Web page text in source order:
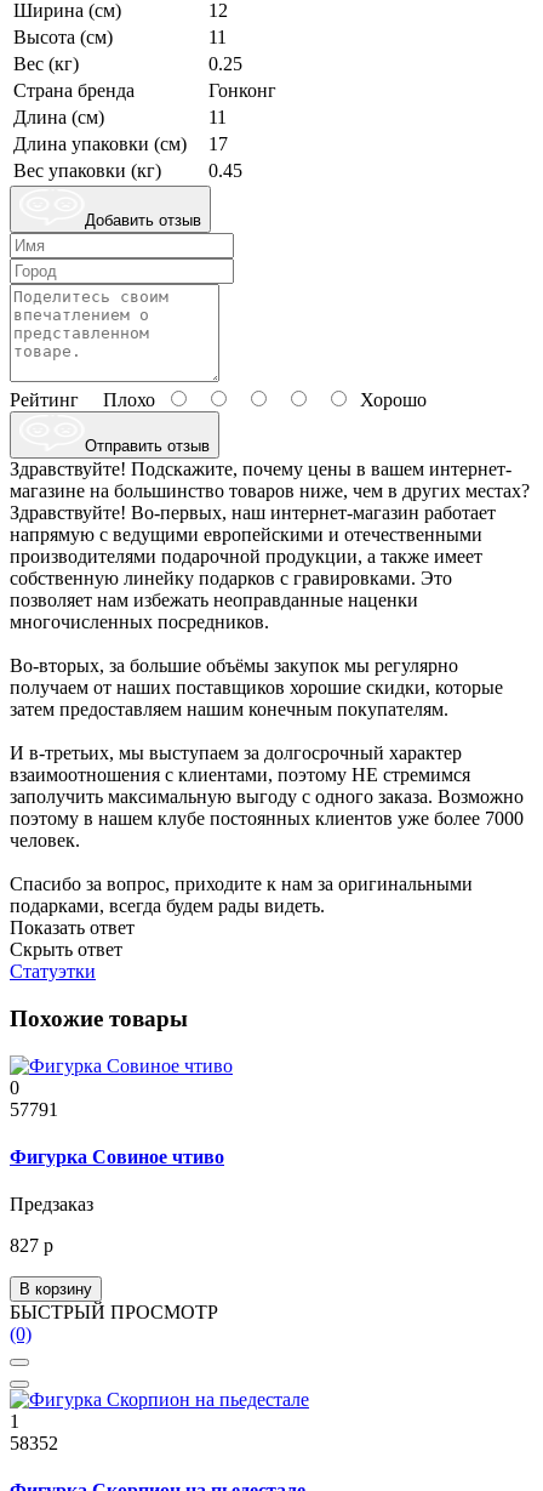
Ширина (см)
12
Высота (см)
11
Вес (кг)
0.25
Страна бренда
Гонконг
Длина (см)
11
Длина упаковки (см)
17
Вес упаковки (кг)
0.45
Добавить отзыв
Рейтинг Плохо Хорошо
Отправить отзыв
Здравствуйте! Подскажите, почему цены в вашем интернет-
магазине на большинство товаров ниже, чем в других местах?
Здравствуйте! Во-первых, наш интернет-магазин работает
напрямую с ведущими европейскими и отечественными
производителями подарочной продукции, а также имеет
собственную линейку подарков с гравировками. Это
позволяет нам избежать неоправданные наценки
многочисленных посредников.
Во-вторых, за большие объёмы закупок мы регулярно
получаем от наших поставщиков хорошие скидки, которые
затем предоставляем нашим конечным покупателям.
И в-третьих, мы выступаем за долгосрочный характер
взаимоотношения с клиентами, поэтому НЕ стремимся
заполучить максимальную выгоду с одного заказа. Возможно
поэтому в нашем клубе постоянных клиентов уже более 7000
человек.
Спасибо за вопрос, приходите к нам за оригинальными
подарками, всегда будем рады видеть.
Показать ответ
Скрыть ответ
Статуэтки
Похожие товары
0
57791
Фигурка Совиное чтиво
Предзаказ
827 р
В корзину
БЫСТРЫЙ ПРОСМОТР
(0)
1
58352